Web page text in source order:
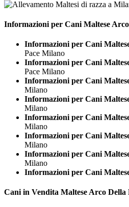
Informazioni per Cani Maltese
Informazioni per Cani
Pace Milano
Informazioni per Cani
Pace Milano
Informazioni per Cani
Milano
Informazioni per Cani
Milano
Informazioni per Cani
Milano
Informazioni per Cani
Milano
Informazioni per Cani
Milano
Informazioni per Cani
Cani in Vendita Maltese Arco Della